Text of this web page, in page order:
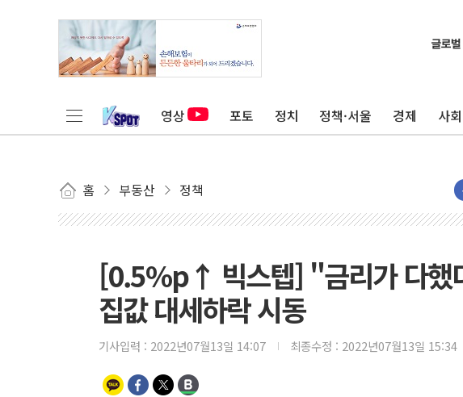
영상 포토 정치 정책·서울 경제 사회
홈 부동산 정책
[0.5%p↑ 빅스텝] "금리가 다했
집값 대세하락 시동
기사입력 : 2022년07월13일 14:07 최종수정 : 2022년07월13일 15:34